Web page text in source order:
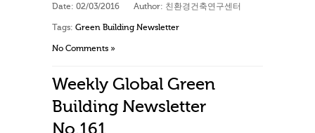
Date: 02/03/2016 Author: 친환경건축연구센터
Tags: Green Building Newsletter
No Comments »
Weekly Global Green
Building Newsletter
No.161